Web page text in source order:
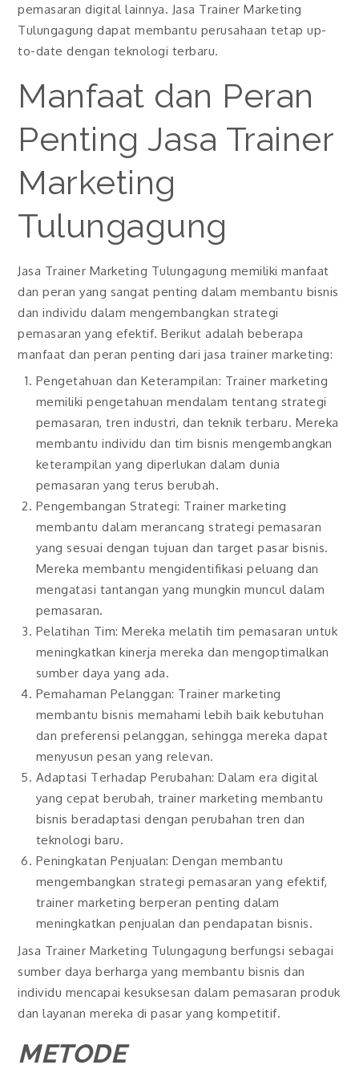
pemasaran digital lainnya. Jasa Trainer Marketing
Tulungagung dapat membantu perusahaan tetap up-
to-date dengan teknologi terbaru.
Manfaat dan Peran
Penting Jasa Trainer
Marketing
Tulungagung
Jasa Trainer Marketing Tulungagung memiliki manfaat
dan peran yang sangat penting dalam membantu bisnis
dan individu dalam mengembangkan strategi
pemasaran yang efektif. Berikut adalah beberapa
manfaat dan peran penting dari jasa trainer marketing:
Pengetahuan dan Keterampilan: Trainer marketing
memiliki pengetahuan mendalam tentang strategi
pemasaran, tren industri, dan teknik terbaru. Mereka
membantu individu dan tim bisnis mengembangkan
keterampilan yang diperlukan dalam dunia
pemasaran yang terus berubah.
Pengembangan Strategi: Trainer marketing
membantu dalam merancang strategi pemasaran
yang sesuai dengan tujuan dan target pasar bisnis.
Mereka membantu mengidentifikasi peluang dan
mengatasi tantangan yang mungkin muncul dalam
pemasaran.
Pelatihan Tim: Mereka melatih tim pemasaran untuk
meningkatkan kinerja mereka dan mengoptimalkan
sumber daya yang ada.
Pemahaman Pelanggan: Trainer marketing
membantu bisnis memahami lebih baik kebutuhan
dan preferensi pelanggan, sehingga mereka dapat
menyusun pesan yang relevan.
Adaptasi Terhadap Perubahan: Dalam era digital
yang cepat berubah, trainer marketing membantu
bisnis beradaptasi dengan perubahan tren dan
teknologi baru.
Peningkatan Penjualan: Dengan membantu
mengembangkan strategi pemasaran yang efektif,
trainer marketing berperan penting dalam
meningkatkan penjualan dan pendapatan bisnis.
Jasa Trainer Marketing Tulungagung berfungsi sebagai
sumber daya berharga yang membantu bisnis dan
individu mencapai kesuksesan dalam pemasaran produk
dan layanan mereka di pasar yang kompetitif.
METODE